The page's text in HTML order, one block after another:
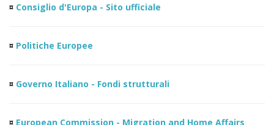
¤ Consiglio d'Europa - Sito ufficiale
¤ Politiche Europee
¤ Governo Italiano - Fondi strutturali
¤ European Commission - Migration and Home Affairs